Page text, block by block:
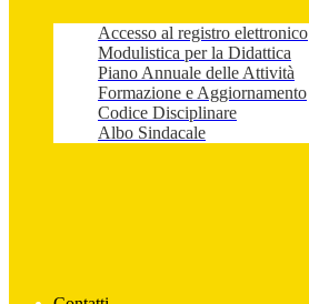
Accesso al registro elettronico
Modulistica per la Didattica
Piano Annuale delle Attività
Formazione e Aggiornamento
Codice Disciplinare
Albo Sindacale